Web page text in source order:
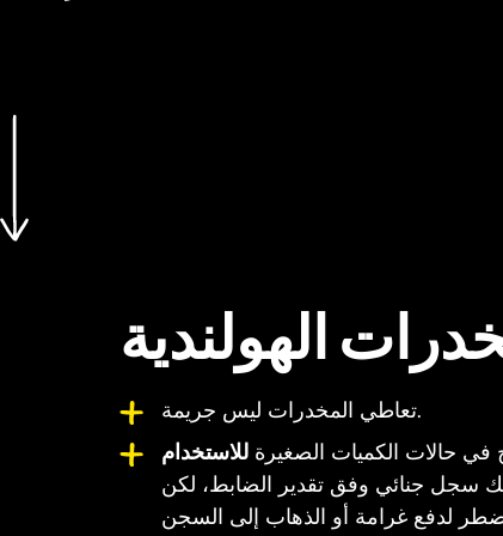
تعاطي المخدرات ليس جريمة.
حالات الكميات الصغيرة للاستخدام
سجل جنائي وفق تقدير الضابط، لكن